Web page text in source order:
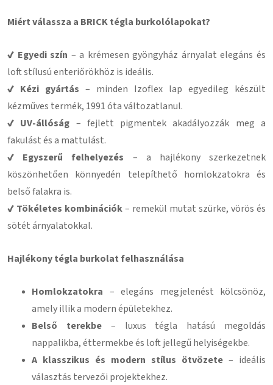
Miért válassza a BRICK tégla burkolólapokat?
✔ Egyedi szín – a krémesen gyöngyház árnyalat elegáns és
loft stílusú enteriőrökhöz is ideális.
✔ Kézi gyártás – minden Izoflex lap egyedileg készült
kézműves termék, 1991 óta változatlanul.
✔ UV-állóság – fejlett pigmentek akadályozzák meg a
fakulást és a mattulást.
✔ Egyszerű felhelyezés – a hajlékony szerkezetnek
köszönhetően könnyedén telepíthető homlokzatokra és
belső falakra is.
✔ Tökéletes kombinációk– remekül mutat szürke, vörös és
sötét árnyalatokkal.
Hajlékony tégla burkolat felhasználása
Homlokzatokra – elegáns megjelenést kölcsönöz,
amely illik a modern épületekhez.
Belső terekbe– luxus tégla hatású megoldás
nappalikba, éttermekbe és loft jellegű helyiségekbe.
A klasszikus és modern stílus ötvözete – ideális
választás tervezői projektekhez.